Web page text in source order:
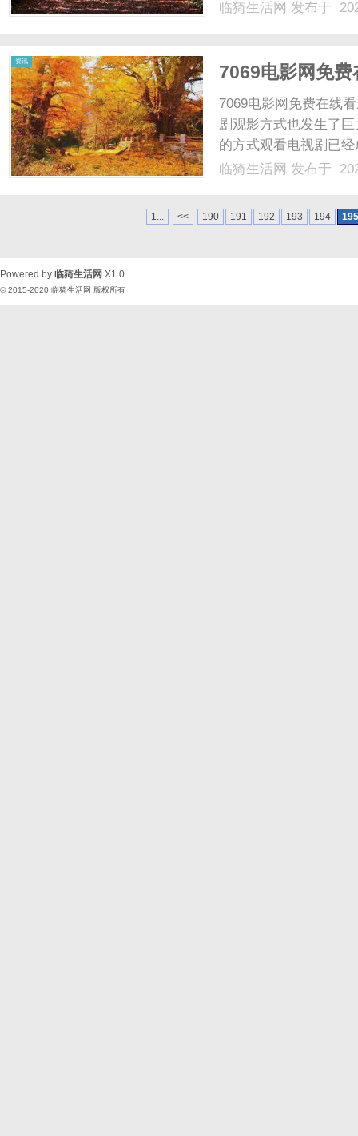
临猗生活网 发布于
资讯
7069电影网免
7069电影网免费在线
剧观影方式也发生了
的方式观看电视剧已
电视剧，而7069电影
火电视剧资源，满足
临猗生活网 发布于
1... << 190 191 192 193 194 195
Powered by 临猗生活网 X1.0
© 2015-2020 临猗生活网 版权所有